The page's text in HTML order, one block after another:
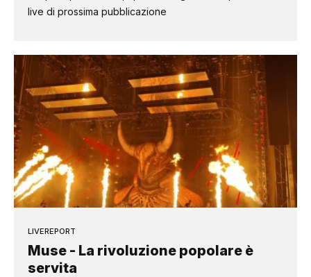
live di prossima pubblicazione
LIVEREPORT
Muse - La rivoluzione popolare è
servita